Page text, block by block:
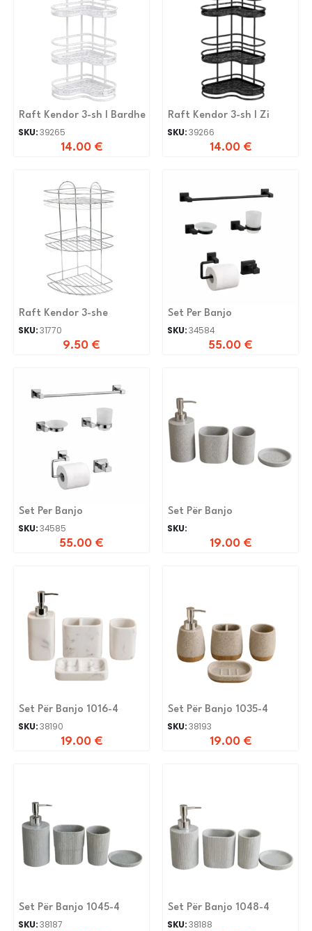
Raft Kendor 3-sh I Bardhe
SKU:39265
14.00 €
Raft Kendor 3-sh I Zi
SKU:39266
14.00 €
Raft Kendor 3-she
SKU:31770
9.50 €
Set Per Banjo
SKU:34584
55.00 €
Set Per Banjo
SKU:34585
55.00 €
Set Për Banjo
SKU:
19.00 €
Set Për Banjo 1016-4
SKU:38190
19.00 €
Set Për Banjo 1035-4
SKU:38193
19.00 €
Set Për Banjo 1045-4
SKU:38187
Set Për Banjo 1048-4
SKU:38188